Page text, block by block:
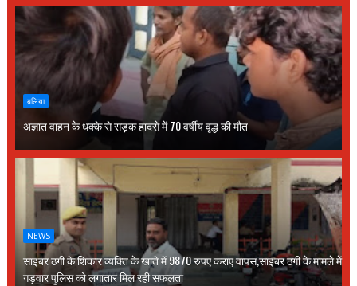
बलिया
अज्ञात वाहन के धक्के से सड़क हादसे में 70 वर्षीय वृद्ध की मौत
NEWS
साइबर ठगी के शिकार व्यक्ति के खाते में 9870 रुपए कराए वापस,साइबर ठगी के मामले में
गड़वार पुलिस को लगातार मिल रही सफलता